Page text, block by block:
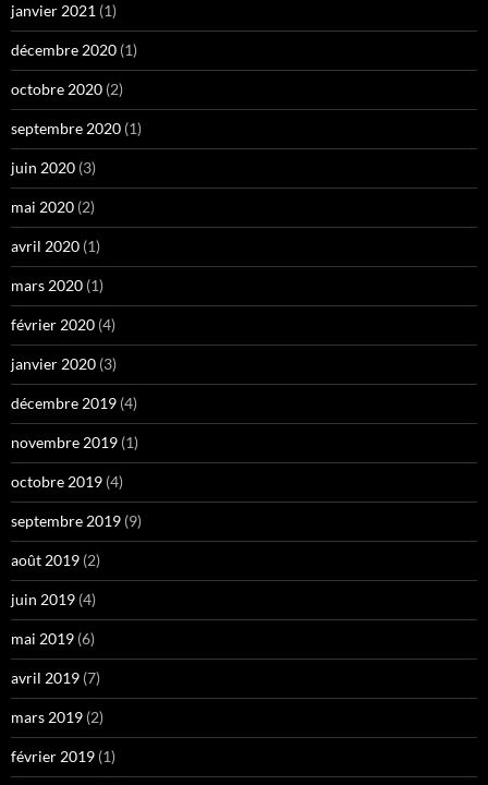
janvier 2021 (1)
décembre 2020 (1)
octobre 2020 (2)
septembre 2020 (1)
juin 2020 (3)
mai 2020 (2)
avril 2020 (1)
mars 2020 (1)
février 2020 (4)
janvier 2020 (3)
décembre 2019 (4)
novembre 2019 (1)
octobre 2019 (4)
septembre 2019 (9)
août 2019 (2)
juin 2019 (4)
mai 2019 (6)
avril 2019 (7)
mars 2019 (2)
février 2019 (1)